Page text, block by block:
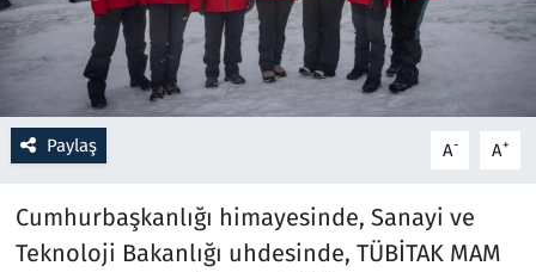
Paylaş A- A+
Cumhurbaşkanlığı himayesinde, Sanayi ve
Teknoloji Bakanlığı uhdesinde, TÜBİTAK MAM
Sağlık
Savunma Sanayi
Seçim 2023
Spor